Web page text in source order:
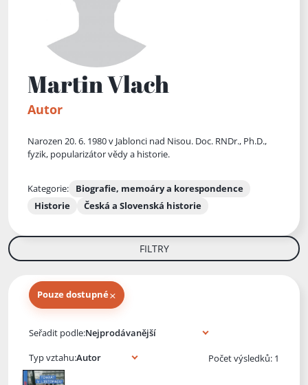
Martin Vlach
Autor
Narozen 20. 6. 1980 v Jablonci nad Nisou. Doc. RNDr., Ph.D.,
fyzik, popularizátor vědy a historie.
Kategorie:
Biografie, memoáry a korespondence
Historie
Česká a Slovenská historie
FILTRY
Pouze dostupné×
Seřadit podle:
Typ vztahu:
Počet výsledků: 1